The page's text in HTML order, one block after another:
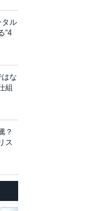
タル
“4
な
組
？
ス